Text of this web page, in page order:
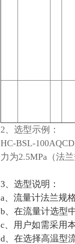
2、选型示例：
HC-BSL-
力为2.5MPa（法
3、选型说明：
a、流量计法兰规
b、在流量计选型
c、用户如需采用
d、在选择高温型